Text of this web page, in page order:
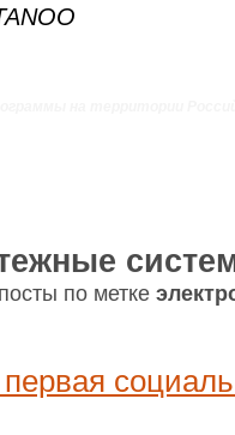
по метке